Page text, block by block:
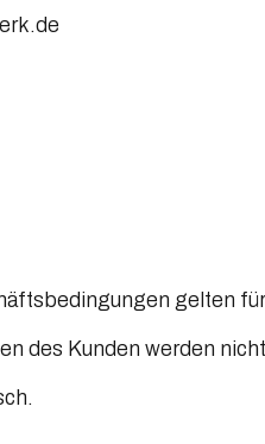
gelten
des Kunden werden